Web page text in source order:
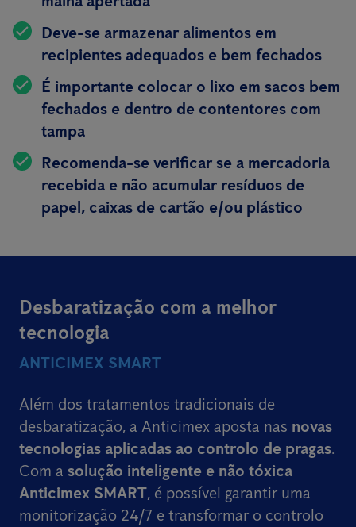
Deve-se armazenar alimentos em
recipientes adequados e bem fechados
É importante colocar o lixo em sacos bem
fechados e dentro de contentores com
tampa
Recomenda-se verificar se a mercadoria
recebida e não acumular resíduos de
papel, caixas de cartão e/ou plástico
Desbaratização com a melhor
tecnologia
ANTICIMEX SMART
Além dos tratamentos tradicionais de
desbaratização, a Anticimex aposta nas novas
tecnologias aplicadas ao controlo de pragas.
Com a solução inteligente e não tóxica
Anticimex SMART, é possível garantir uma
monitorização 24/7 e transformar o controlo